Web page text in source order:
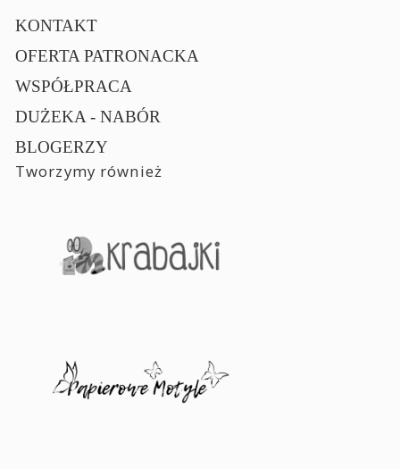
KONTAKT
OFERTA PATRONACKA
WSPÓŁPRACA
DUŻEKA - NABÓR
BLOGERZY
Tworzymy również